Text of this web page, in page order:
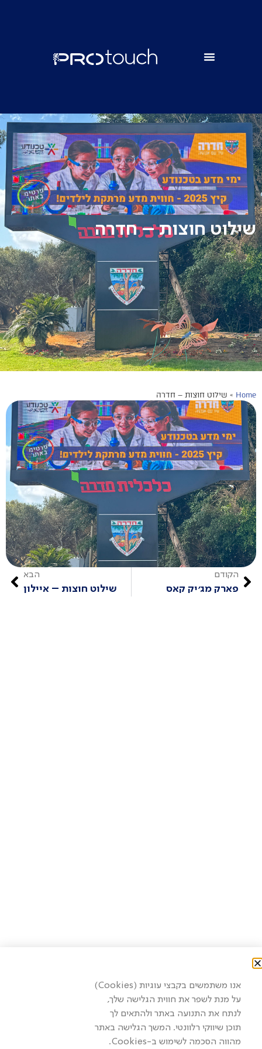
שילוט חוצות – חדרה
Home
» שילוט חוצות – חדרה
הקודם
פארק מג׳יק קאס
הבא
שילוט חוצות – איילון
אנו משתמשים בקבצי עוגיות (Cookies)
על מנת לשפר את חווית הגלישה שלך,
לנתח את התנועה באתר ולהתאים לך
תוכן שיווקי רלוונטי. המשך הגלישה באתר
מהווה הסכמה לשימוש ב-Cookies.